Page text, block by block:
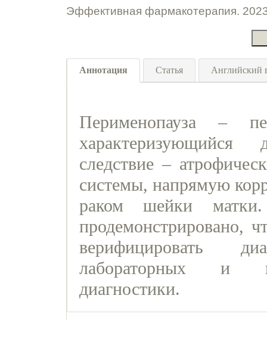
Эффективная фармакотерапия.
Аннотация Статья Английский
Перименопауза –
следствие –
системы, напрямую
раком шейки
продемонстрировано,
верифицировать
лабораторных и
диагностики.